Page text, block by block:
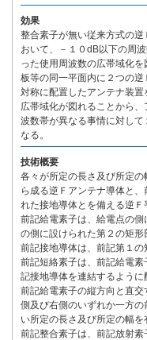
効果
整合素子が無い従来方式の
おいて、－１０dB以下の周
った使用周波数の広帯域化
板等の同一平面内に２つの
対称に配置したアンテナ装
広帯域化が図れることから
波数帯が異なる事情に対し
なる。
技術概要
各々が所定の長さ及び所定
ら成る逆Ｆアンテナ導体と
れた接地導体とを備える逆Ｆ
前記給電素子は、給電点の
の側に設けられた第２の矩形
前記接地導体は、前記第１の
前記短絡素子は、前記給電
記接地導体を連結するように
前記給電素子の縦方向と直
側及び右側のいずれか一方
い所定の長さ及び所定の幅を
前記整合素子は、前記放射